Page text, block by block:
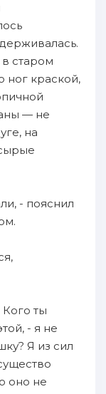
старом
ног краской,
— не
на
- пояснил
Кого ты
- я не
Я из сил
оно не